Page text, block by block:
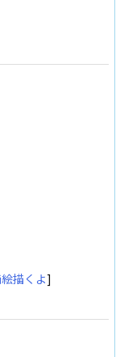
描くよ]